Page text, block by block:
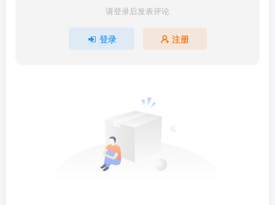
请登录后发表评论
登录 注册